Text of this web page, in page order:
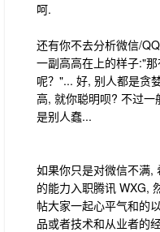
呵.
还有你不去分析微信/
一副高高在上的样子:"
呢？"... 好, 别人都是贪
高, 就你聪明呗? 不过
是别人蠢...
如果你只是对微信不满,
的能力入职腾讯 WXG,
帖大家一起心平气和的
品或者技术和从业者的